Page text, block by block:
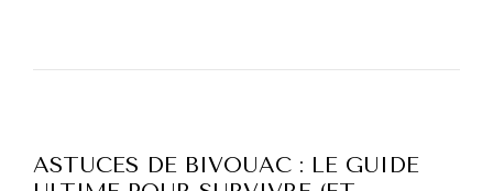
ASTUCES DE BIVOUAC : LE GUIDE